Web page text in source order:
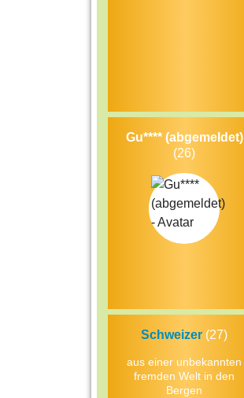
Gu**** (abgemeldet)
(26)
Schweizer (27)
aus einer unbekannten
fremden Welt in den
Bergen